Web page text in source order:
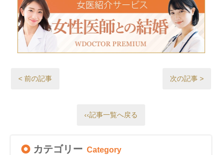
< 前の記事 次の記事 >
‹‹記事一覧へ戻る
カテゴリー Category